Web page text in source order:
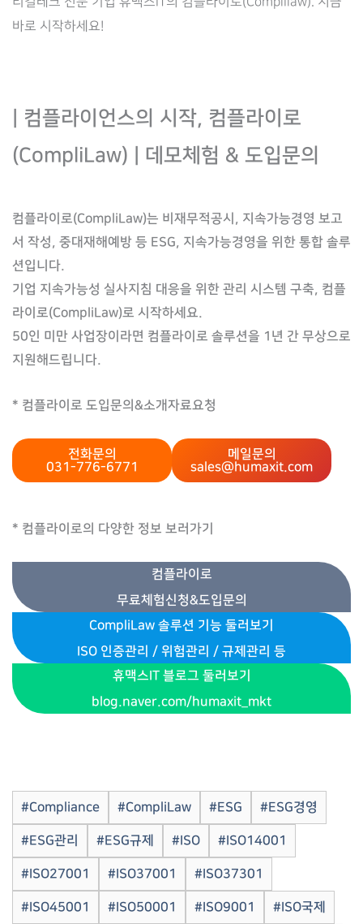
바로 시작하세요!
| 컴플라이언스의 시작, 컴플라이로
(CompliLaw) | 데모체험 & 도입문의
컴플라이로(CompliLaw)는 비재무적공시, 지속가능경영 보고
서 작성, 중대재해예방 등 ESG, 지속가능경영을 위한 통합 솔루
션입니다.
기업 지속가능성 실사지침 대응을 위한 관리 시스템 구축, 컴플
라이로(CompliLaw)로 시작하세요.
50인 미만 사업장이라면 컴플라이로 솔루션을 1년 간 무상으로
지원해드립니다.
* 컴플라이로 도입문의&소개자료요청
전화문의
031-776-6771
메일문의
sales@humaxit.com
* 컴플라이로의 다양한 정보 보러가기
컴플라이로
무료체험신청&도입문의
CompliLaw 솔루션 기능 둘러보기
ISO 인증관리 / 위험관리 / 규제관리 등
휴맥스IT 블로그 둘러보기
blog.naver.com/humaxit_mkt
#Compliance #CompliLaw #ESG #ESG경영
#ESG관리 #ESG규제 #ISO #ISO14001
#ISO27001 #ISO37001 #ISO37301
#ISO45001 #ISO50001 #ISO9001 #ISO국제